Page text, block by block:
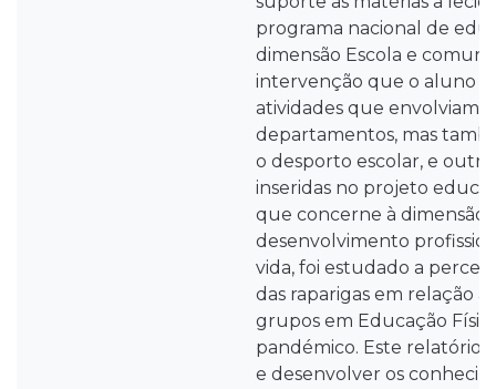
programa nacional de
dimensão Escola e
intervenção que o aluno
atividades que envolviam
departamentos, mas
o desporto escolar, e
inseridas no projeto
que concerne à dimensão
desenvolvimento
vida, foi estudado a
das raparigas em relação
grupos em Educação
pandémico. Este relatório
e desenvolver os